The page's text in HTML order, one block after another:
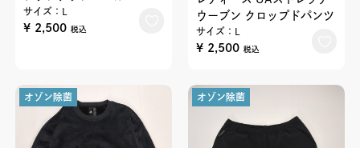
サイズ：L
¥ 2,500 税込
ウーブン クロップドパンツ
サイズ：L
¥ 2,500 税込
オゾン除菌 オゾン除菌